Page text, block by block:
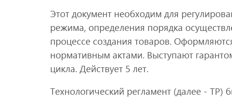
Этот документ необходим для
режима, определения порядка
процессе создания товаров.
нормативным актами. Выступают
цикла. Действует 5 лет.
Технологический регламент (далее - ТР)